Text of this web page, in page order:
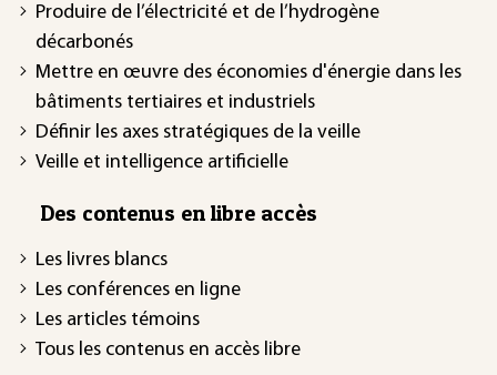
Produire de l’électricité et de l’hydrogène
décarbonés
Mettre en œuvre des économies d'énergie dans les
bâtiments tertiaires et industriels
Définir les axes stratégiques de la veille
Veille et intelligence artificielle
Des contenus en libre accès
Les livres blancs
Les conférences en ligne
Les articles témoins
Tous les contenus en accès libre